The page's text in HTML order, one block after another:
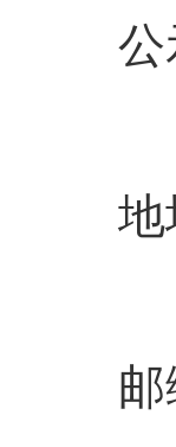
公示
地址
邮编